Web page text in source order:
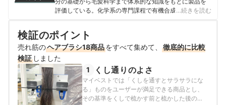
評価している。化学系の専門課程で有機合成の解析を学
の知見をリサーチするなど、定量的な情報で自分に合っ
た商品を選ぶことにこだわってきた。その経験から「根
拠のある情報があればユーザーはもっと自分に合った商
品を選べる」という考えでマイベストへ入社し、ヘアケ
ア・ボディケアを中心にコスメ商材を担当。現在は年間
約1000点の商品を対象に成分分析や定量検証を行うこと
で、ユーザーが髪質や肌悩みに合った商品を選べる情報
発信を行っている。
髙野乃真子（Nomako Takano）のプロフィール
…続きを読む
検証のポイント
売れ筋のヘアブラシ18商品をすべて集めて、
徹底的に比較
検証 しました
1
くし通りのよさ
マイベストでは「くしを通すとサラサラにな
る」ものをユーザーが満足できる商品とし、
その基準をくしで梳かす前と梳かした後のく